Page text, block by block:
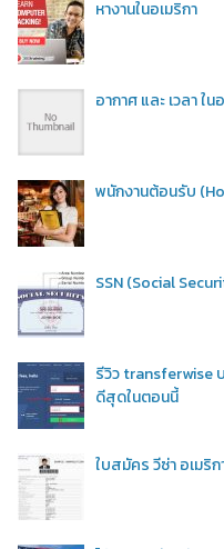
หางานในอเมริกา
อากาศ และ เวลา ใน
พนักงานต้อนรับ
SSN (Social
รีวิว transferwise บ
ดีสุดในตอนนี้
ใบสมัคร วีซ่า อเมริ